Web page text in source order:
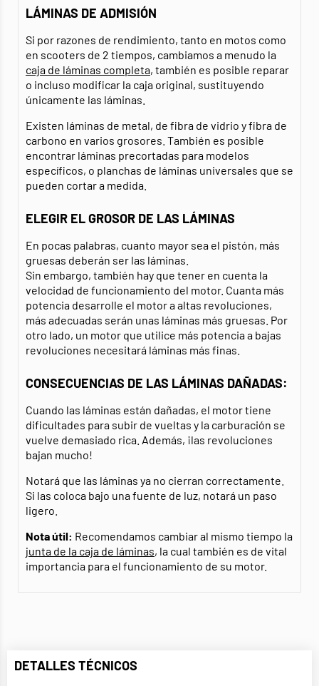
LÁMINAS DE ADMISIÓN
Si por razones de rendimiento, tanto en motos como
en scooters de 2 tiempos, cambiamos a menudo la
caja de láminas completa, también es posible reparar
o incluso modificar la caja original, sustituyendo
únicamente las láminas.
Existen láminas de metal, de fibra de vidrio y fibra de
carbono en varios grosores. También es posible
encontrar láminas precortadas para modelos
específicos, o planchas de láminas universales que se
pueden cortar a medida.
ELEGIR EL GROSOR DE LAS LÁMINAS
En pocas palabras, cuanto mayor sea el pistón, más
gruesas deberán ser las láminas.
Sin embargo, también hay que tener en cuenta la
velocidad de funcionamiento del motor. Cuanta más
potencia desarrolle el motor a altas revoluciones,
más adecuadas serán unas láminas más gruesas. Por
otro lado, un motor que utilice más potencia a bajas
revoluciones necesitará láminas más finas.
CONSECUENCIAS DE LAS LÁMINAS DAÑADAS:
Cuando las láminas están dañadas, el motor tiene
dificultades para subir de vueltas y la carburación se
vuelve demasiado rica. Además, ¡las revoluciones
bajan mucho!
Notará que las láminas ya no cierran correctamente.
Si las coloca bajo una fuente de luz, notará un paso
ligero.
Nota útil: Recomendamos cambiar al mismo tiempo la
junta de la caja de láminas, la cual también es de vital
importancia para el funcionamiento de su motor.
DETALLES TÉCNICOS